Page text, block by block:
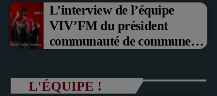
L’interview de l’équipe
VIV’FM du président
communauté de communes
président com de com
L'ÉQUIPE !